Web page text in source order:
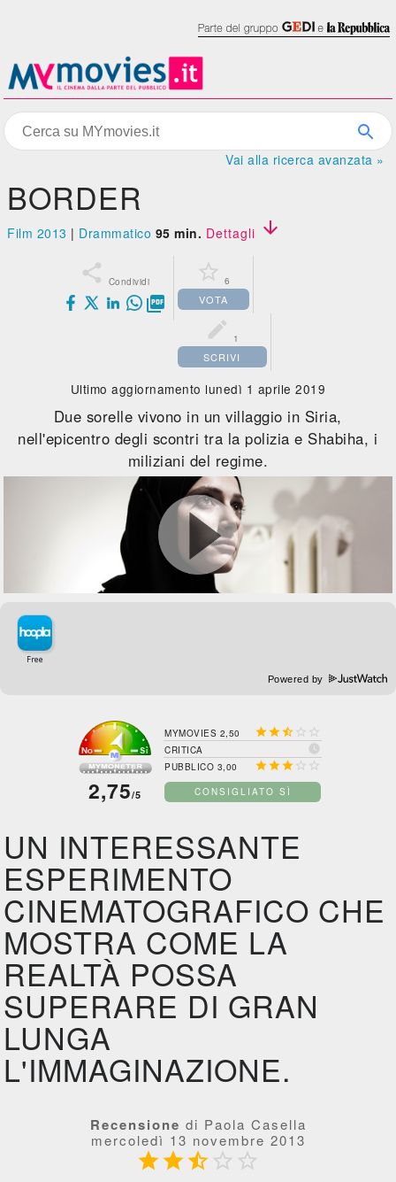
Vai alla ricerca avanzata »
BORDER
Film 2013 | Drammatico 95 min. Dettagli 
 Condividi

 6
VOTA
 1
SCRIVI
Ultimo aggiornamento lunedì 1 aprile 2019
Due sorelle vivono in un villaggio in Siria,
nell'epicentro degli scontri tra la polizia e Shabiha, i
miliziani del regime.
Powered by
2,75/5
MYMOVIES 2,50   
CRITICA 
PUBBLICO 3,00   
CONSIGLIATO SÌ
UN INTERESSANTE
ESPERIMENTO
CINEMATOGRAFICO CHE
MOSTRA COME LA
REALTÀ POSSA
SUPERARE DI GRAN
LUNGA
L'IMMAGINAZIONE.
Recensione di Paola Casella
mercoledì 13 novembre 2013
  